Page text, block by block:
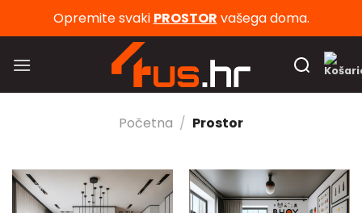
Opremite svaki PROSTOR vašega doma.
Početna / Prostor